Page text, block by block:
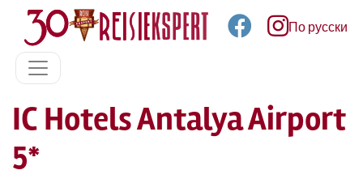
По русски
IC Hotels Antalya Airport
5*